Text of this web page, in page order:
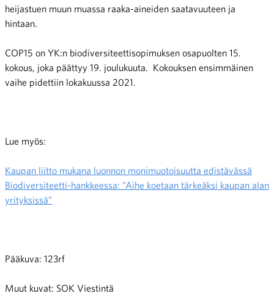
heijastuen muun muassa raaka-aineiden saatavuuteen ja
hintaan.
COP15 on YK:n biodiversiteettisopimuksen osapuolten 15.
kokous, joka päättyy 19. joulukuuta. Kokouksen ensimmäinen
vaihe pidettiin lokakuussa 2021.
Lue myös:
Kaupan liitto mukana luonnon monimuotoisuutta edistävässä
Biodiversiteetti-hankkeessa: ”Aihe koetaan tärkeäksi kaupan alan
yrityksissä”
Pääkuva: 123rf
Muut kuvat: SOK Viestintä